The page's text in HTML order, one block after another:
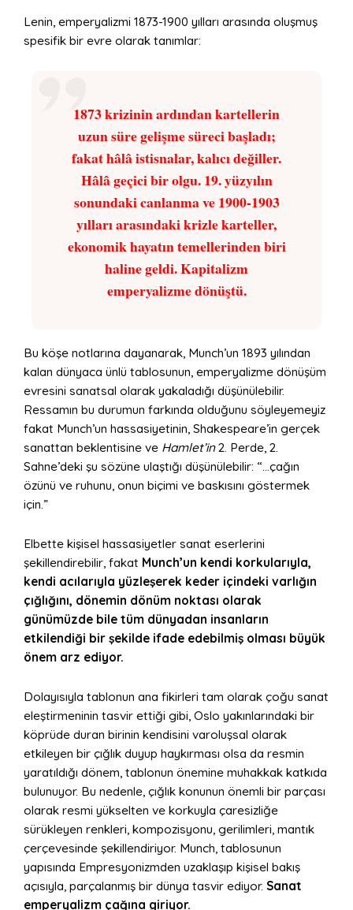
Lenin, emperyalizmi 1873-1900 yılları arasında oluşmuş
spesifik bir evre olarak tanımlar:
1873 krizinin ardından kartellerin
uzun süre gelişme süreci başladı;
fakat hâlâ istisnalar, kalıcı değiller.
Hâlâ geçici bir olgu. 19. yüzyılın
sonundaki canlanma ve 1900-1903
yılları arasındaki krizle karteller,
ekonomik hayatın temellerinden biri
haline geldi. Kapitalizm
emperyalizme dönüştü.
Bu köşe notlarına dayanarak, Munch’un 1893 yılından
kalan dünyaca ünlü tablosunun, emperyalizme dönüşüm
evresini sanatsal olarak yakaladığı düşünülebilir.
Ressamın bu durumun farkında olduğunu söyleyemeyiz
fakat Munch’un hassasiyetinin, Shakespeare’in gerçek
sanattan beklentisine ve Hamlet’in2. Perde, 2.
Sahne’deki şu sözüne ulaştığı düşünülebilir: “…çağın
özünü ve ruhunu, onun biçimi ve baskısını göstermek
için.”
Elbette kişisel hassasiyetler sanat eserlerini
şekillendirebilir, fakat Munch’un kendi korkularıyla,
kendi acılarıyla yüzleşerek keder içindeki varlığın
çığlığını, dönemin dönüm noktası olarak
günümüzde bile tüm dünyadan insanların
etkilendiği bir şekilde ifade edebilmiş olması büyük
önem arz ediyor.
Dolayısıyla tablonun ana fikirleri tam olarak çoğu sanat
eleştirmeninin tasvir ettiği gibi, Oslo yakınlarındaki bir
köprüde duran birinin kendisini varoluşsal olarak
etkileyen bir çığlık duyup haykırması olsa da resmin
yaratıldığı dönem, tablonun önemine muhakkak katkıda
bulunuyor. Bu nedenle, çığlık konunun önemli bir parçası
olarak resmi yükselten ve korkuyla çaresizliğe
sürükleyen renkleri, kompozisyonu, gerilimleri, mantık
çerçevesinde şekillendiriyor. Munch, tablosunun
yapısında Empresyonizmden uzaklaşıp kişisel bakış
açısıyla, parçalanmış bir dünya tasvir ediyor. Sanat
emperyalizm çağına giriyor.